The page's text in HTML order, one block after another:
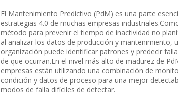
El Mantenimiento Predictivo (PdM) es una parte
estrategias 4.0 de muchas empresas
método para prevenir el tiempo de inactividad no
al analizar los datos de producción y mantenimiento,
organización puede identificar patrones y predecir
de que ocurran.En el nivel más alto de madurez de
empresas están utilizando una combinación de
condición y datos de proceso para una mejor
modos de falla difíciles de detectar.